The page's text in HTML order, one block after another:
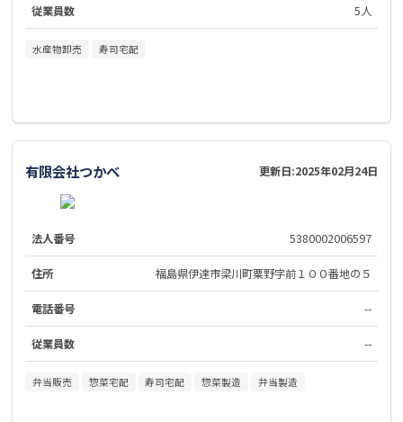
従業員数 5人
水産物卸売 寿司宅配
有限会社つかべ 更新日:2025年02月24日
法人番号 5380002006597
住所 福島県伊達市梁川町粟野字前１００番地の５
電話番号 --
従業員数 --
弁当販売 惣菜宅配 寿司宅配 惣菜製造 弁当製造